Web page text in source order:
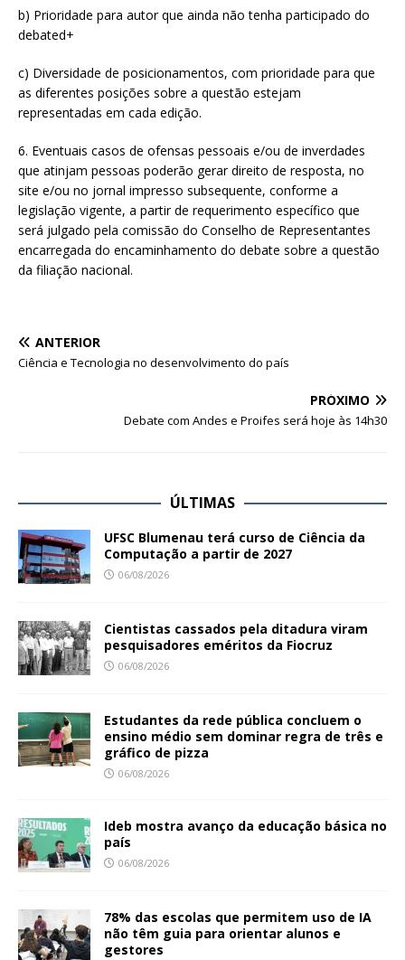
b) Prioridade para autor que ainda não tenha participado do
debated+
c) Diversidade de posicionamentos, com prioridade para que
as diferentes posições sobre a questão estejam
representadas em cada edição.
6. Eventuais casos de ofensas pessoais e/ou de inverdades
que atinjam pessoas poderão gerar direito de resposta, no
site e/ou no jornal impresso subsequente, conforme a
legislação vigente, a partir de requerimento específico que
será julgado pela comissão do Conselho de Representantes
encarregada do encaminhamento do debate sobre a questão
da filiação nacional.
ANTERIOR
Ciência e Tecnologia no desenvolvimento do país
PRÓXIMO
Debate com Andes e Proifes será hoje às 14h30
ÚLTIMAS
UFSC Blumenau terá curso de Ciência da
Computação a partir de 2027
06/08/2026
Cientistas cassados pela ditadura viram
pesquisadores eméritos da Fiocruz
06/08/2026
Estudantes da rede pública concluem o
ensino médio sem dominar regra de três e
gráfico de pizza
06/08/2026
Ideb mostra avanço da educação básica no
país
06/08/2026
78% das escolas que permitem uso de IA
não têm guia para orientar alunos e
gestores